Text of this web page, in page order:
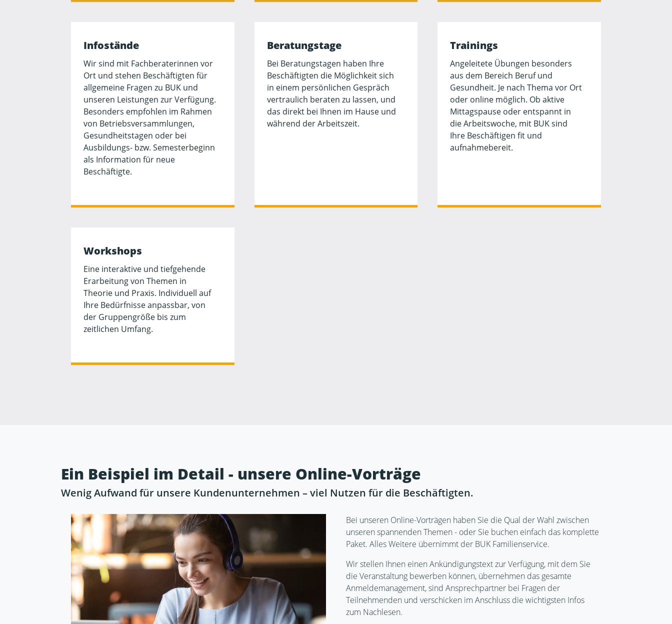
Infostände
Wir sind mit Fachberaterinnen vor
Ort und stehen Beschäftigten für
allgemeine Fragen zu BUK und
unseren Leistungen zur Verfügung.
Besonders empfohlen im Rahmen
von Betriebsversammlungen,
Gesundheitstagen oder bei
Ausbildungs- bzw. Semesterbeginn
als Information für neue
Beschäftigte.
Beratungstage
Bei Beratungstagen haben Ihre
Beschäftigten die Möglichkeit sich
in einem persönlichen Gespräch
vertraulich beraten zu lassen, und
das direkt bei Ihnen im Hause und
während der Arbeitszeit.
Trainings
Angeleitete Übungen besonders
aus dem Bereich Beruf und
Gesundheit. Je nach Thema vor Ort
oder online möglich. Ob aktive
Mittagspause oder entspannt in
die Arbeitswoche, mit BUK sind
Ihre Beschäftigen fit und
aufnahmebereit.
Workshops
Eine interaktive und tiefgehende
Erarbeitung von Themen in
Theorie und Praxis. Individuell auf
Ihre Bedürfnisse anpassbar, von
der Gruppengröße bis zum
zeitlichen Umfang.
Ein Beispiel im Detail - unsere Online-Vorträge
Wenig Aufwand für unsere Kundenunternehmen – viel Nutzen für die Beschäftigten.
Bei unseren Online-Vorträgen haben Sie die Qual der Wahl zwischen
unseren spannenden Themen - oder Sie buchen einfach das komplette
Paket. Alles Weitere übernimmt der BUK Familienservice.
Wir stellen Ihnen einen Ankündigungstext zur Verfügung, mit dem Sie
die Veranstaltung bewerben können, übernehmen das gesamte
Anmeldemanagement, sind Ansprechpartner bei Fragen der
Teilnehmenden und verschicken im Anschluss die wichtigsten Infos
zum Nachlesen.